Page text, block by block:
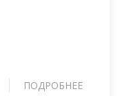
ПОДРОБНЕЕ